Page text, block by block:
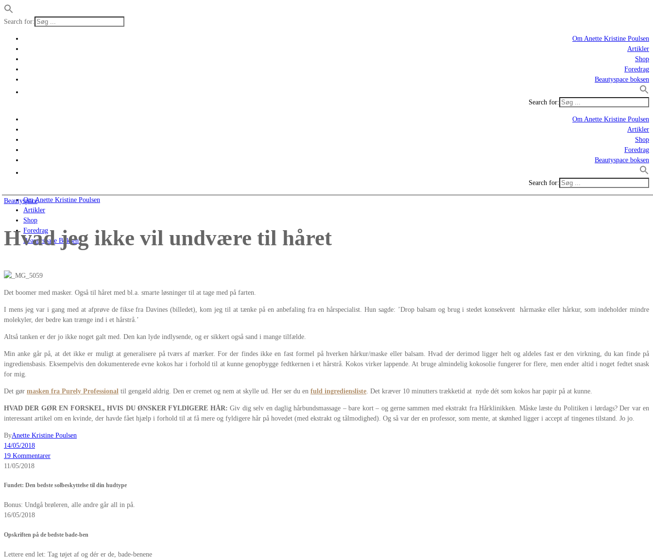
Search for:
Om Anette Kristine Poulsen
Artikler
Shop
Foredrag
Beautyspace boksen
Search for:
Om Anette Kristine Poulsen
Artikler
Shop
Foredrag
Beautyspace boksen
Search for:
Om Anette Kristine Poulsen
Artikler
Shop
Foredrag
Beautyspace Boksen
Beautyspace
Hvad jeg ikke vil undvære til håret
Det boomer med masker. Også til håret med bl.a. smarte løsninger til at tage med på farten.
I mens jeg var i gang med at afprøve de fikse fra Davines (billedet), kom jeg til at tænke på en anbefaling fra en hårspecialist. Hun sagde: ’Drop balsam og brug i stedet konsekvent hårmaske eller hårkur, som indeholder mindre
molekyler, der bedre kan trænge ind i et hårstrå.’
Altså tanken er der jo ikke noget galt med. Den kan lyde indlysende, og er sikkert også sand i mange tilfælde.
Min anke går på, at det ikke er muligt at generalisere på tværs af mærker. For der findes ikke en fast formel på hverken hårkur/maske eller balsam. Hvad der derimod ligger helt og aldeles fast er den virkning, du kan finde på
ingrediensbasis. Eksempelvis den dokumenterede evne kokos har i forhold til at kunne genopbygge fedtkernen i et hårstrå. Kokos virker lappende. At bruge almindelig kokosolie fungerer for flere, men ender altid i noget fedtet snask
for mig.
Det gør masken fra Purely Professional til gengæld aldrig. Den er cremet og nem at skylle ud. Her ser du en fuld ingrediensliste . Det kræver 10 minutters trækketid at nyde dét som kokos har papir på at kunne.
HVAD DER GØR EN FORSKEL, HVIS DU ØNSKER FYLDIGERE HÅR:Giv dig selv en daglig hårbundsmassage – bare kort – og gerne sammen med ekstrakt fra Hårklinikken. Måske læste du Politiken i lørdags? Der var en
interessant artikel om en kvinde, der havde fået hjælp i forhold til at få mere og fyldigere hår på hovedet (med ekstrakt og tålmodighed). Og så var der en professor, som mente, at skønhed ligger i accept af tingenes tilstand. Jo jo.
ByAnette Kristine Poulsen
14/05/2018
19 Kommentarer
11/05/2018
Fundet: Den bedste solbeskyttelse til din hudtype
Bonus: Undgå brøleren, alle andre går all in på.
16/05/2018
Opskriften på de bedste bade-ben
Lettere end let: Tag tøjet af og dér er de, bade-benene